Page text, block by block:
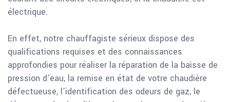
électrique.
En effet, notre chauffagiste sérieux dispose des
qualifications requises et des connaissances
approfondies pour réaliser la réparation de la baisse de
pression d’eau, la remise en état de votre chaudière
défectueuse, l’identification des odeurs de gaz, le